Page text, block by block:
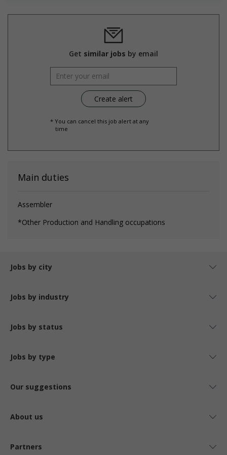
Get similar jobs by email
* You can cancel this job alert at any
time
Main duties
Assembler
*Other Production and Handling occupations
Jobs by city
Jobs by industry
Jobs by status
Jobs by type
Our suggestions
About us
Partners